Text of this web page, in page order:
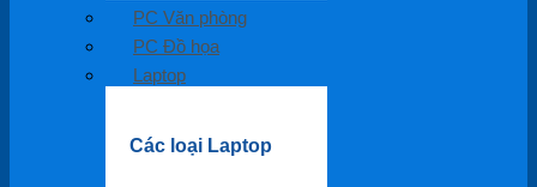
PC Văn phòng
PC Đồ họa
Laptop
Các loại Laptop